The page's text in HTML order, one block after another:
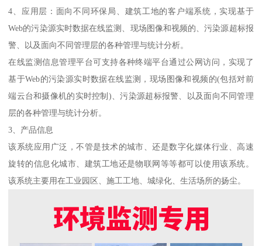
4、应用层：面向不同环保局、建筑工地的客户端系统，实现基于
Web的污染源实时数据在线监测、现场图像和视频的、污染源超标报
警、以及面向不同管理层的各种管理与统计分析。
在线监测信息管理平台可支持各种终端平台通过公网访问，实现了
基于Web的污染源实时数据在线监测，现场图像和视频的(包括对前
端云台和摄像机的实时控制)、污染源超标报警、以及面向不同管理
层的各种管理与统计分析。
3、产品信息
该系统应用广泛，不管是技术的城市、还是数字化媒体行业、高速
旋转的信息化城市、建筑工地还是物联网等等都可以使用该系统。
该系统主要用在工业园区、施工工地、城绿化、生活场所的扬尘。